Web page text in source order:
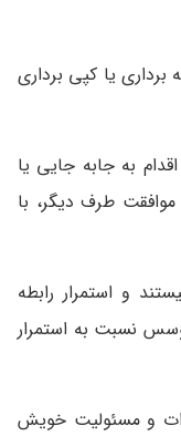
در ماده 3 حق هیچ گونه نسخه برداری یا کپی برداری
به جابه جایی یا
طرف دیگر، با
و استمرار رابطه
نسبت به استمرار
و مسئولیت خویش